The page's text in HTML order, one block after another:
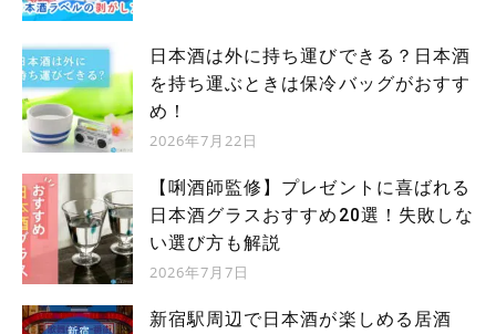
日本酒は外に持ち運びできる？日本酒
を持ち運ぶときは保冷バッグがおすす
め！
2026年7月22日
【唎酒師監修】プレゼントに喜ばれる
日本酒グラスおすすめ20選！失敗しな
い選び方も解説
2026年7月7日
新宿駅周辺で日本酒が楽しめる居酒